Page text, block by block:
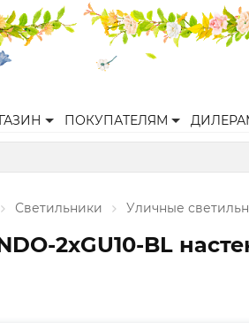
ПОКУПАТЕЛЯМ
Светильники Уличные
2хGU10-BL